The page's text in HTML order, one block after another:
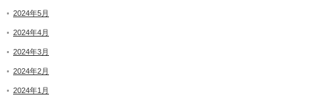
2024年5月
2024年4月
2024年3月
2024年2月
2024年1月